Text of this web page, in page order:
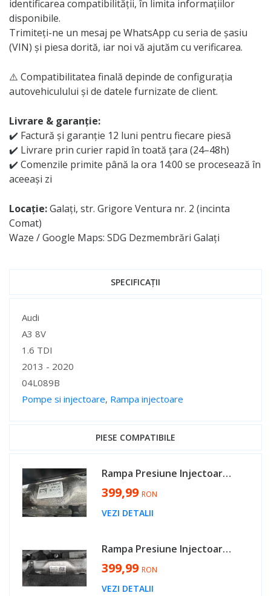
identificarea compatibilității, în limita informațiilor
disponibile.
Trimiteți-ne un mesaj pe WhatsApp cu seria de șasiu
(VIN) și piesa dorită, iar noi vă ajutăm cu verificarea.
⚠️ Compatibilitatea finală depinde de configurația
autovehiculului și de datele furnizate de client.
Livrare & garanție:
✔️ Factură și garanție 12 luni pentru fiecare piesă
✔️ Livrare prin curier rapid în toată țara (24–48h)
✔️ Comenzile primite până la ora 14:00 se procesează în
aceeași zi
Locație:Galați, str. Grigore Ventura nr. 2 (incinta
Comat)
Waze / Google Maps: SDG Dezmembrări Galați
SPECIFICAȚII
Specificații
Audi
A3 8V
1.6 TDI
2013 - 2020
04L089B
Pompe si injectoare, Rampa injectoare
PIESE COMPATIBILE
Rampa Presiune Injectoare cu Senzor Regulator Skoda Superb 3 2.0 TDI 2015 - 2020 Cod 04L089B 057130764AB [K3316]
399,99 RON
VEZI DETALII
Rampa Presiune Injectoare cu Senzor Regulator Seat Ateca 1.6 TDI 2016 - Prezent Cod 04L089B [AV0444]
399,99 RON
VEZI DETALII